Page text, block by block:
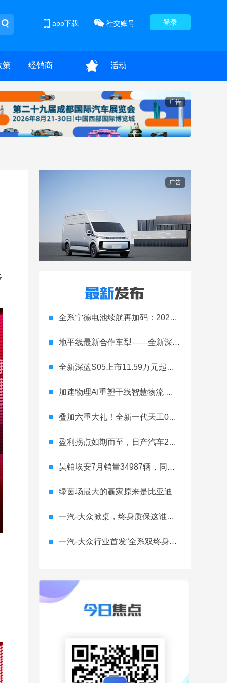
登录
社交账号
app下载
策 经销商 活动
广告
广告
全系宁德电池续航再加码：2027款埃安RT上市，9.98万元起
地平线最新合作车型——全新深蓝S05正式上市！
全新深蓝S05上市11.59万元起，全球时尚激光智能SUV全面进阶
加速物理AI重塑干线智慧物流 智加科技战略合作图达通
叠加六重大礼！全新一代天工08 670 Max上市限时价17.99万元
盈利拐点如期而至，日产汽车26财年一季度财报释放稳健增长信号
昊铂埃安7月销量34987辆，同比增长31.74%，全新Ray系列蓄势待发
绿茵场最大的赢家原来是比亚迪
一汽-大众掀桌，终身质保这谁顶得住？
一汽-大众行业首发“全系双终身质保” 重树汽车服务新标杆